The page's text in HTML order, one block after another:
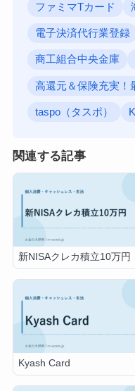
ファミマTカード
電子決済代行業登録
商工組合中央金庫
高還元＆保険充実！
taspo（タスポ）
関連する記事
新NISAクレカ積立10万円
Kyash Card